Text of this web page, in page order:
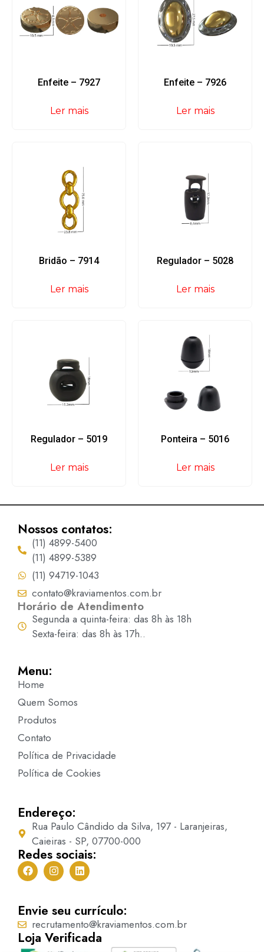
Enfeite – 7927
Ler mais
Enfeite – 7926
Ler mais
Bridão – 7914
Ler mais
Regulador – 5028
Ler mais
Regulador – 5019
Ler mais
Ponteira – 5016
Ler mais
Nossos contatos:
(11) 4899-5400
(11) 4899-5389
(11) 94719-1043
contato@kraviamentos.com.br
Horário de Atendimento
Segunda a quinta-feira: das 8h às 18h
Sexta-feira: das 8h às 17h..
Menu:
Home
Quem Somos
Produtos
Contato
Política de Privacidade
Política de Cookies
Endereço:
Rua Paulo Cândido da Silva, 197 - Laranjeiras,
Caieiras - SP, 07700-000
Redes sociais:
Envie seu currículo:
recrutamento@kraviamentos.com.br
Loja Verificada